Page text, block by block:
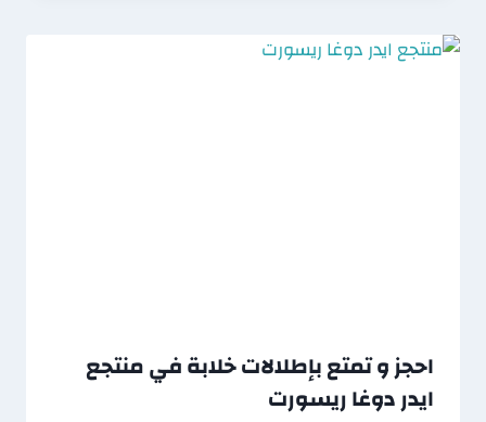
احجز و تمتع بإطلالات خلابة في منتجع
ايدر دوغا ريسورت